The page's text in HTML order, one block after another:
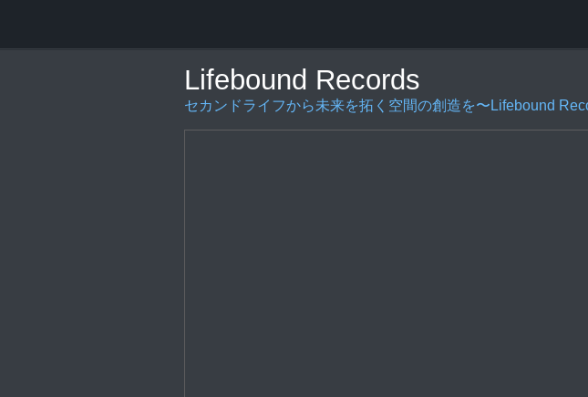
Lifebound Records
セカンドライフから未来を拓く空間の創造を〜Lifebound